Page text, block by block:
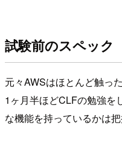
試験前のスペック
元々AWSはほとんど触っ
1ヶ月半ほどCLFの勉強を
な機能を持っているかは把